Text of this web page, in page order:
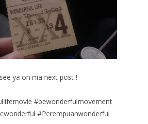
see ya on ma next post !
#bewonderfulmovement
#Perempuanwonderful